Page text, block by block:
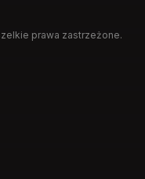
prawa zastrzeżone.